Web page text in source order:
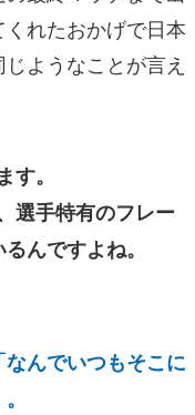
れたおかげで日本
ようなことが言え
。
選手特有のフレー
んですよね。
なんでいつもそこに